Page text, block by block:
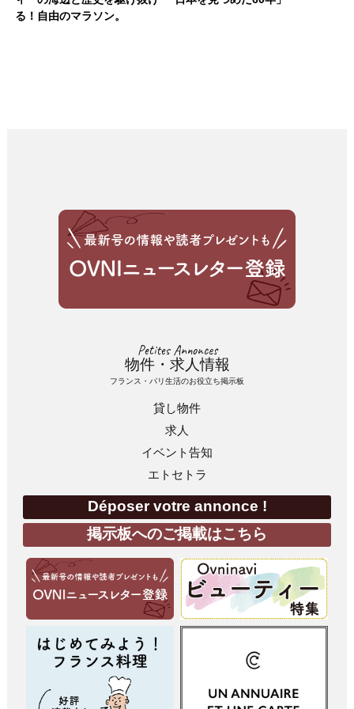
る！自由のマラソン。
Petites Annonces
物件・求人情報
フランス・パリ生活のお役立ち掲示板
貸し物件
求人
イベント告知
エトセトラ
Déposer votre annonce !
掲示板へのご掲載はこちら